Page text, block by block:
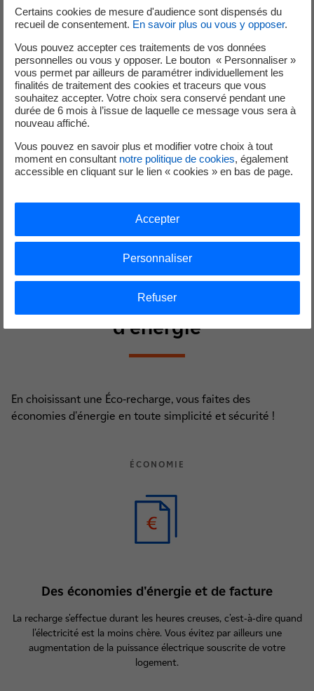
* Moyenne calculée selon les différents gabarits de
véhicules électriques, ces valeurs peuvent évoluer en
Améliorez votre confort et
faites des économies
d'énergie
En choisissant une Éco-recharge, vous faites des
économies d'énergie en toute simplicité et sécurité !
ÉCONOMIE
Des économies d'énergie et de facture
La recharge s'effectue durant les heures creuses, c'est-à-dire quand
l'électricité est la moins chère. Vous évitez par ailleurs une
augmentation de la puissance électrique souscrite de votre
logement.
Certains cookies de mesure d'audience sont dispensés du
recueil de consentement. En savoir plus ou vous y opposer.
Vous pouvez accepter ces traitements de vos données
personnelles ou vous y opposer. Le bouton « Personnaliser »
vous permet par ailleurs de paramétrer individuellement les
finalités de traitement des cookies et traceurs que vous
souhaitez accepter. Votre choix sera conservé pendant une
durée de 6 mois à l’issue de laquelle ce message vous sera à
nouveau affiché.
Vous pouvez en savoir plus et modifier votre choix à tout
moment en consultant notre politique de cookies, également
accessible en cliquant sur le lien « cookies » en bas de page.
Refuser
Personnaliser
Accepter